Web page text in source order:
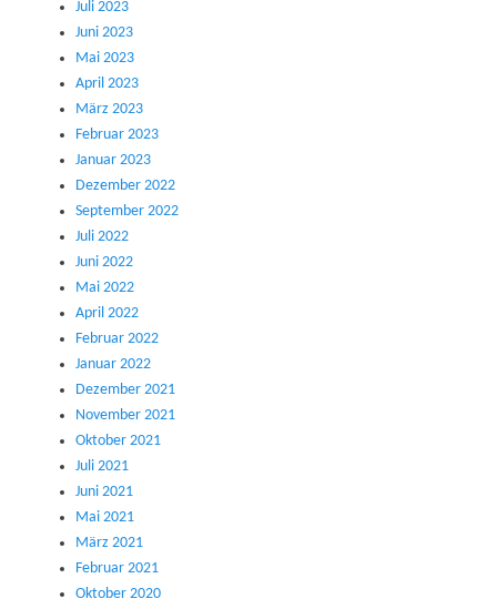
Juli 2023
Juni 2023
Mai 2023
April 2023
März 2023
Februar 2023
Januar 2023
Dezember 2022
September 2022
Juli 2022
Juni 2022
Mai 2022
April 2022
Februar 2022
Januar 2022
Dezember 2021
November 2021
Oktober 2021
Juli 2021
Juni 2021
Mai 2021
März 2021
Februar 2021
Oktober 2020